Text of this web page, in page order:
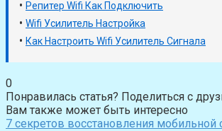
• Репитер Wifi Как Подключить
• Wifi Усилитель Настройка
• Как Настроить Wifi Усилитель Сигнала
0
Понравилась статья? Поделиться с
Вам также может быть интересно
7 секретов восстановления мобильной